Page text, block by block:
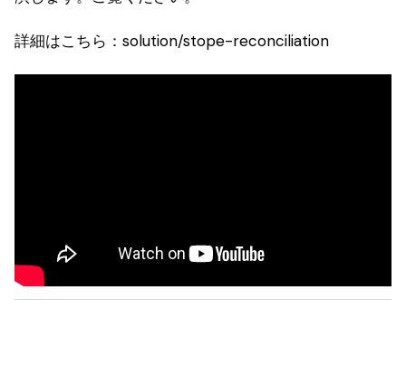
詳細はこちら： solution/stope-reconciliation